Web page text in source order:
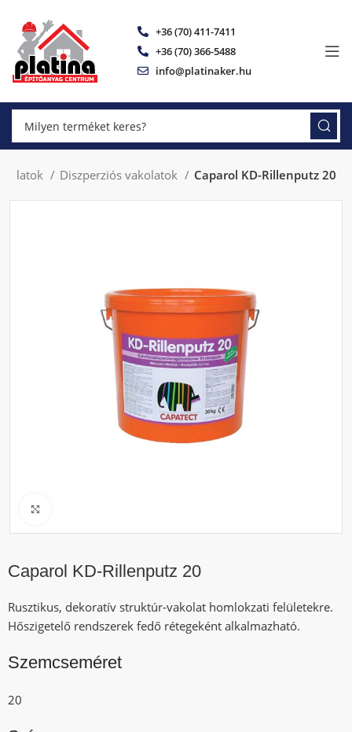
+36 (70) 411-7411
+36 (70) 366-5488
info@platinaker.hu
Diszperziós vakolatok Caparol KD-Rillenputz 20
Caparol KD-Rillenputz 20
Rusztikus, dekoratív struktúr-vakolat homlokzati felületekre.
Hőszigetelő rendszerek fedő rétegeként alkalmazható.
Szemcseméret
20